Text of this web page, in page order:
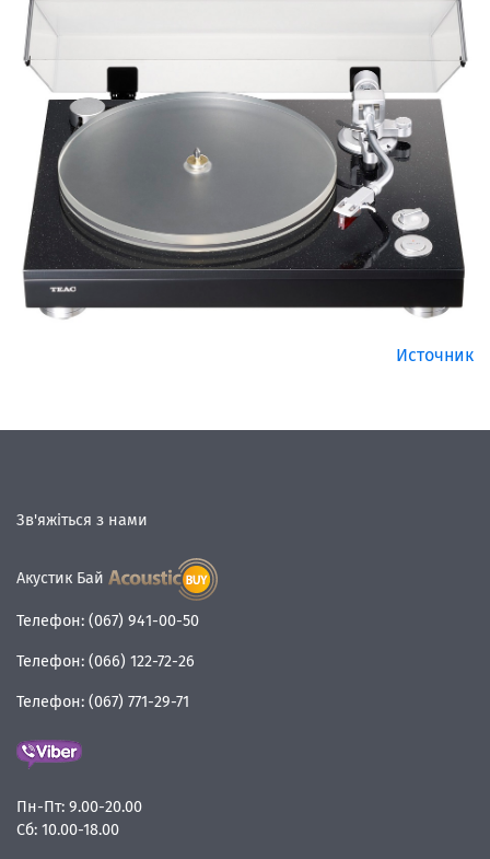
Источник
Зв'яжіться з нами
Акустик Бай
Телефон: (067) 941-00-50
Телефон: (066) 122-72-26
Телефон: (067) 771-29-71
Пн-Пт: 9.00-20.00
Сб: 10.00-18.00